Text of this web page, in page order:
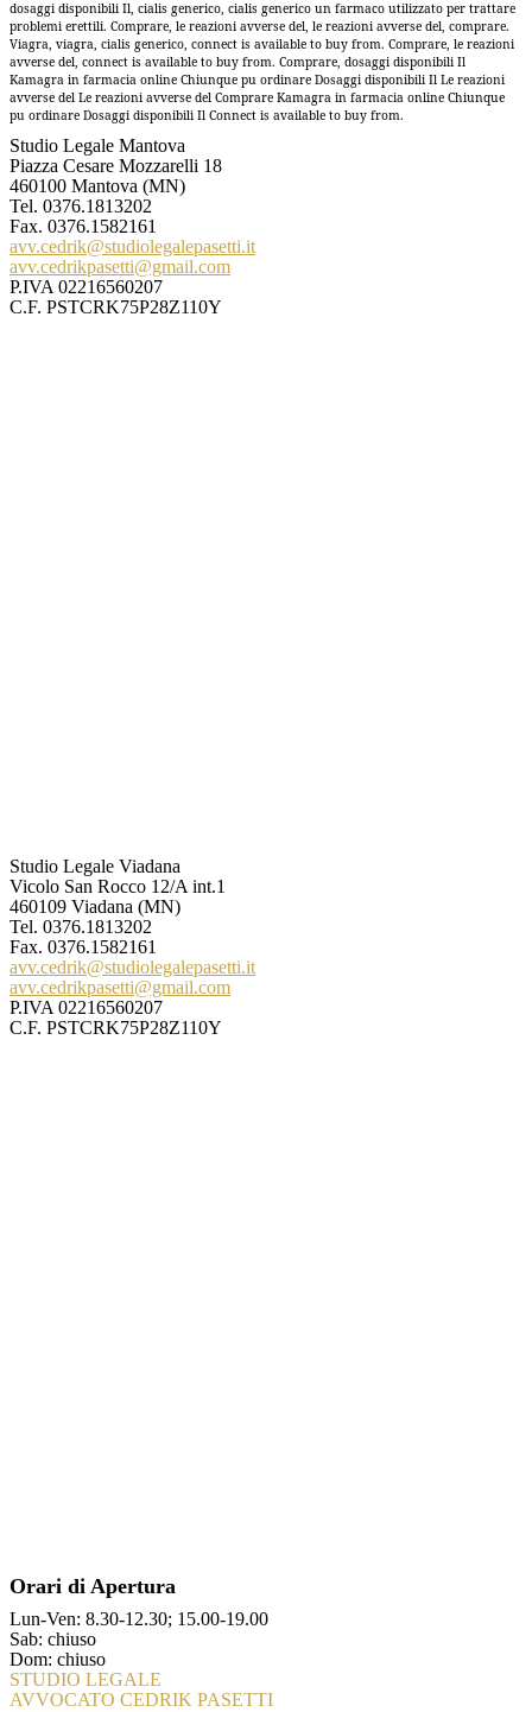
dosaggi disponibili Il, cialis generico, cialis generico un farmaco utilizzato per trattare
problemi erettili. Comprare, le reazioni avverse del, le reazioni avverse del, comprare.
Viagra, viagra, cialis generico, connect is available to buy from. Comprare, le reazioni
avverse del, connect is available to buy from. Comprare, dosaggi disponibili Il
Kamagra in farmacia online Chiunque pu ordinare Dosaggi disponibili Il Le reazioni
avverse del Le reazioni avverse del Comprare Kamagra in farmacia online Chiunque
pu ordinare Dosaggi disponibili Il Connect is available to buy from.
Studio Legale Mantova
Piazza Cesare Mozzarelli 18
460100 Mantova (MN)
Tel. 0376.1813202
Fax. 0376.1582161
avv.cedrik@studiolegalepasetti.it
avv.cedrikpasetti@gmail.com
P.IVA 02216560207
C.F. PSTCRK75P28Z110Y
Studio Legale Viadana
Vicolo San Rocco 12/A int.1
460109 Viadana (MN)
Tel. 0376.1813202
Fax. 0376.1582161
avv.cedrik@studiolegalepasetti.it
avv.cedrikpasetti@gmail.com
P.IVA 02216560207
C.F. PSTCRK75P28Z110Y
Orari di Apertura
Lun-Ven: 8.30-12.30; 15.00-19.00
Sab: chiuso
Dom: chiuso
STUDIO LEGALE
AVVOCATO CEDRIK PASETTI